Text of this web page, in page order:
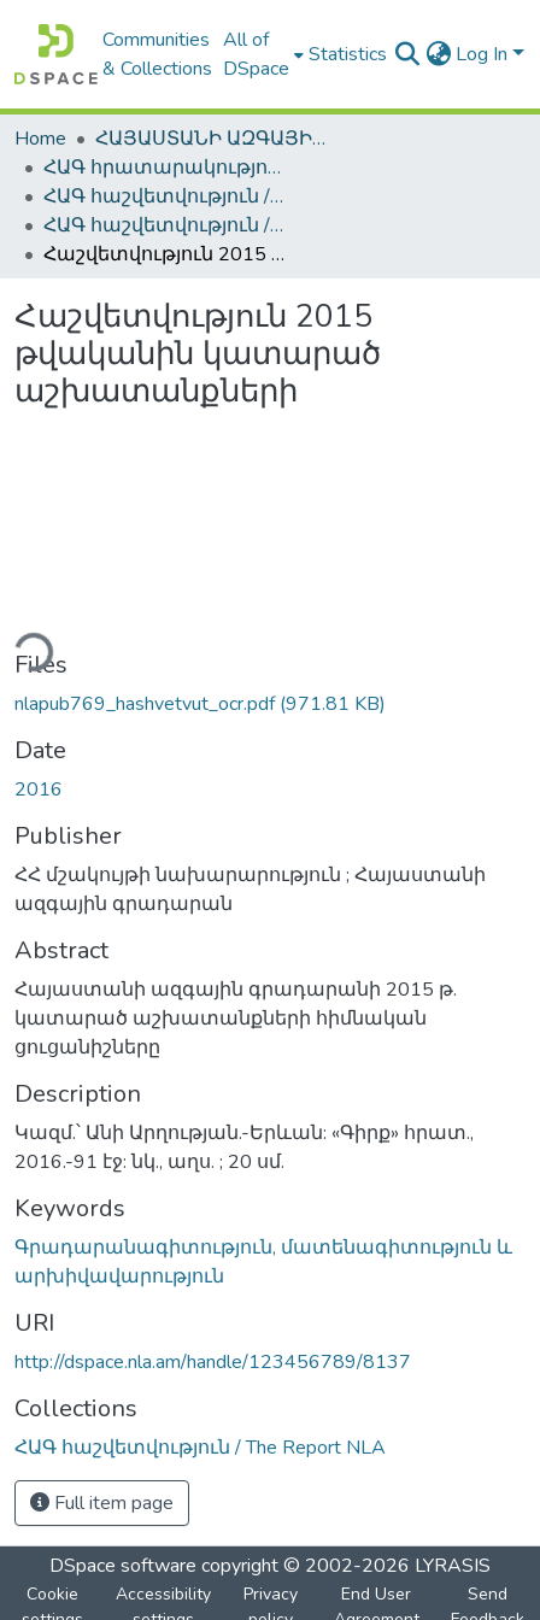
Communities
& Collections
All of
DSpace
Statistics Log In
Home
ՀԱՅԱՍՏԱՆԻ ԱԶԳԱՅԻՆ ԳՐԱԴԱՐԱՆԻ ԹՎԱՅԻՆ ՊԱՀՈՑ / DIGITAL REPOSITORY OF NLA
ՀԱԳ հրատարակություններ / NLA Publications
ՀԱԳ հաշվետվություն / The Report NLA
ՀԱԳ հաշվետվություն / The Report NLA
Հաշվետվություն 2015 թվականին կատարած աշխատանքների
Հաշվետվություն 2015
թվականին կատարած
աշխատանքների
Files
nlapub769_hashvetvut_ocr.pdf(971.81 KB)
Date
2016
Publisher
ՀՀ մշակույթի նախարարություն ; Հայաստանի
ազգային գրադարան
Abstract
Հայաստանի ազգային գրադարանի 2015 թ.
կատարած աշխատանքների հիմնական
ցուցանիշները
Description
Կազմ.՝ Անի Արղության.-Երևան: «Գիրք» հրատ.,
2016.-91 էջ: նկ., աղս. ; 20 սմ.
Keywords
Գրադարանագիտություն, մատենագիտություն և
արխիվավարություն
URI
http://dspace.nla.am/handle/123456789/8137
Collections
ՀԱԳ հաշվետվություն / The Report NLA
Full item page
DSpace software copyright © 2002-2026 LYRASIS
Cookie
Accessibility
Privacy
End User
Send